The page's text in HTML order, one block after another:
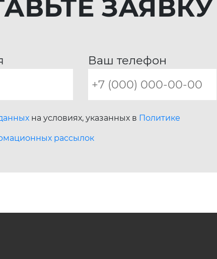
ЗАЯВКУ
Ваш телефон
на условиях, указанных в Политике
рассылок